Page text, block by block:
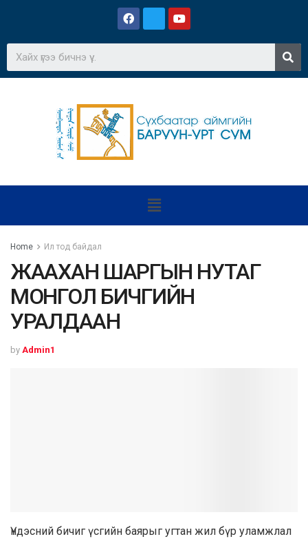
Home Ил тод байдал
ЖААХАН ШАРГЫН НУТАГ
МОНГОЛ БИЧГИЙН
УРАЛДААН
by Admin1
Үндэсний бичиг үсгийн баярыг угтан жил бүр уламжлал